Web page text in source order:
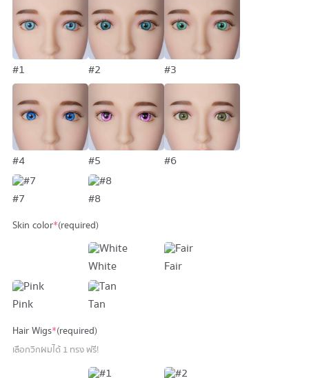
#1 #2 #3
#4 #5 #6
#7 #8
Skin color*(required)
White Fair
Pink Tan
Hair Wigs*(required)
เลือกวิกผมได้ 1 ทรง ฟรี!